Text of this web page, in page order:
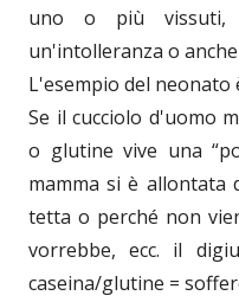
uno o più vissuti,
un'intolleranza o
L'esempio del neonato
Se il cucciolo d'uomo
o glutine vive una
mamma si è
tetta o perché non
vorrebbe, ecc. il
caseina/glutine =